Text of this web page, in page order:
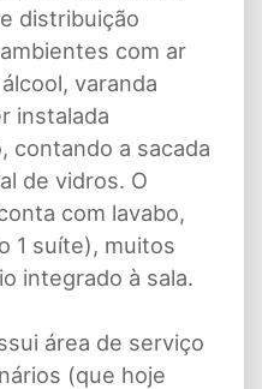
distribuição
com ar
varanda
instalada
contando a sacada
de vidros. O
com lavabo,
1 suíte), muitos
integrado à sala.
área de serviço
(que hoje